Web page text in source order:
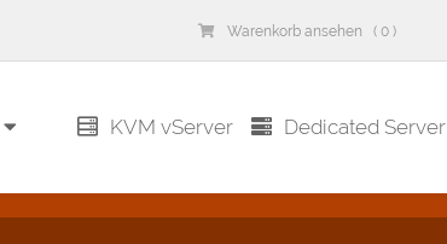
Warenkorb ansehen ( 0 )
KVM vServer Dedicated Server